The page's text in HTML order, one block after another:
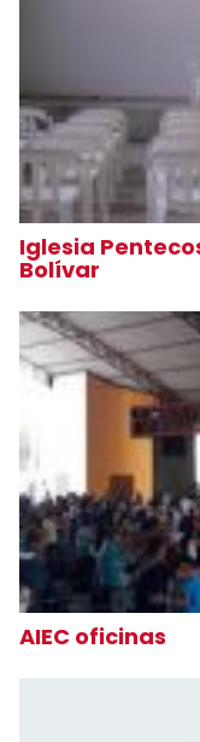
Iglesia
Bolívar
AIEC oficinas